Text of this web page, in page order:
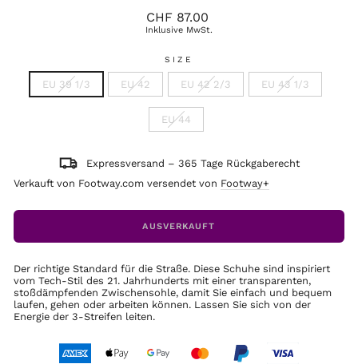
Ursprünglicher
Preis
CHF 87.00
Inklusive MwSt.
SIZE
EU 39 1/3 EU 42 EU 42 2/3 EU 43 1/3
EU 44
Expressversand – 365 Tage Rückgaberecht
Verkauft von Footway.com versendet von Footway+
AUSVERKAUFT
Der richtige Standard für die Straße. Diese Schuhe sind inspiriert
vom Tech-Stil des 21. Jahrhunderts mit einer transparenten,
stoßdämpfenden Zwischensohle, damit Sie einfach und bequem
laufen, gehen oder arbeiten können. Lassen Sie sich von der
Energie der 3-Streifen leiten.